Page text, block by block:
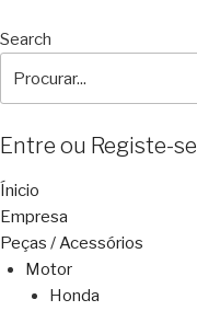
Search
Entre ou Registe-se
Ínicio
Empresa
Peças / Acessórios
Motor
Honda